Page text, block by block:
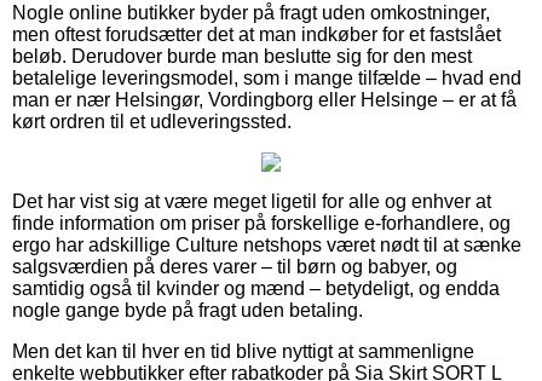
Nogle online butikker byder på fragt uden omkostninger,
men oftest forudsætter det at man indkøber for et fastslået
beløb. Derudover burde man beslutte sig for den mest
betalelige leveringsmodel, som i mange tilfælde – hvad end
man er nær Helsingør, Vordingborg eller Helsinge – er at få
kørt ordren til et udleveringssted.
Det har vist sig at være meget ligetil for alle og enhver at
finde information om priser på forskellige e-forhandlere, og
ergo har adskillige Culture netshops været nødt til at sænke
salgsværdien på deres varer – til børn og babyer, og
samtidig også til kvinder og mænd – betydeligt, og endda
nogle gange byde på fragt uden betaling.
Men det kan til hver en tid blive nyttigt at sammenligne
enkelte webbutikker efter rabatkoder på Sia Skirt SORT L